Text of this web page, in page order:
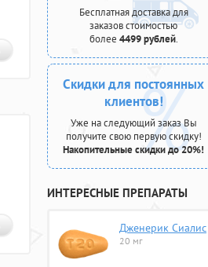
Бесплатная доставка для
заказов стоимостью
более 4499 рублей.
Скидки для постоянных
клиентов!
Уже на следующий заказ Вы
получите свою первую скидку!
Накопительные скидки до 20%!
ИНТЕРЕСНЫЕ ПРЕПАРАТЫ
Дженерик Сиалис
20 мг